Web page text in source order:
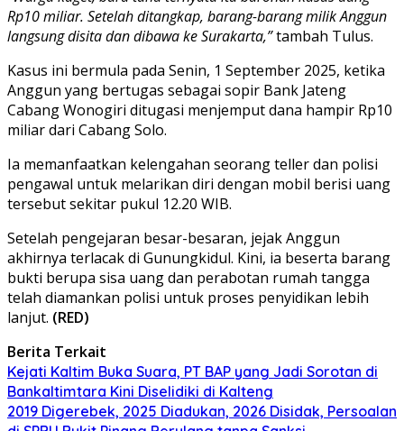
Rp10 miliar. Setelah ditangkap, barang-barang milik Anggun
langsung disita dan dibawa ke Surakarta,”tambah Tulus.
Kasus ini bermula pada Senin, 1 September 2025, ketika
Anggun yang bertugas sebagai sopir Bank Jateng
Cabang Wonogiri ditugasi menjemput dana hampir Rp10
miliar dari Cabang Solo.
Ia memanfaatkan kelengahan seorang teller dan polisi
pengawal untuk melarikan diri dengan mobil berisi uang
tersebut sekitar pukul 12.20 WIB.
Setelah pengejaran besar-besaran, jejak Anggun
akhirnya terlacak di Gunungkidul. Kini, ia beserta barang
bukti berupa sisa uang dan perabotan rumah tangga
telah diamankan polisi untuk proses penyidikan lebih
lanjut. (RED)
Berita Terkait
Kejati Kaltim Buka Suara, PT BAP yang Jadi Sorotan di
Bankaltimtara Kini Diselidiki di Kalteng
2019 Digerebek, 2025 Diadukan, 2026 Disidak, Persoalan